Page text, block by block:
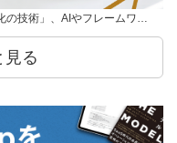
の技術」、AIやフレームワ…
見る